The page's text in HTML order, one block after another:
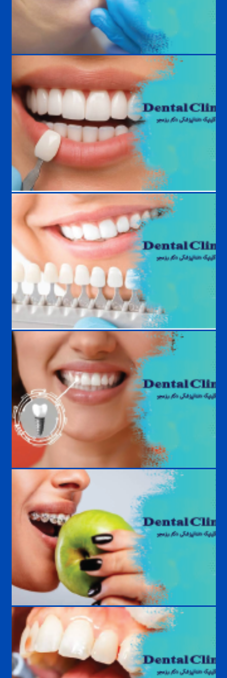
چکاپ دوره‌ای دندان؛ هر چند وقت یک‌بار باید به دندانپزشک مراجعه کنیم؟
چه افرادی نباید لمینت انجام دهند ؟ بررسی کامل موارد منع و شرایط انجام
لمینت
بهترین رنگ لمینت دندان چیست؟ راهنمای انتخاب طبیعی‌ترین و زیباترین
رنگ
مراقبت‌های بعد از ایمپلنت دندان | راهنمای کامل افزایش عمر ایمپلنت
غذاهای ممنوع در ارتودنسی؛ چه خوراکی‌هایی به براکت آسیب می‌زنند؟